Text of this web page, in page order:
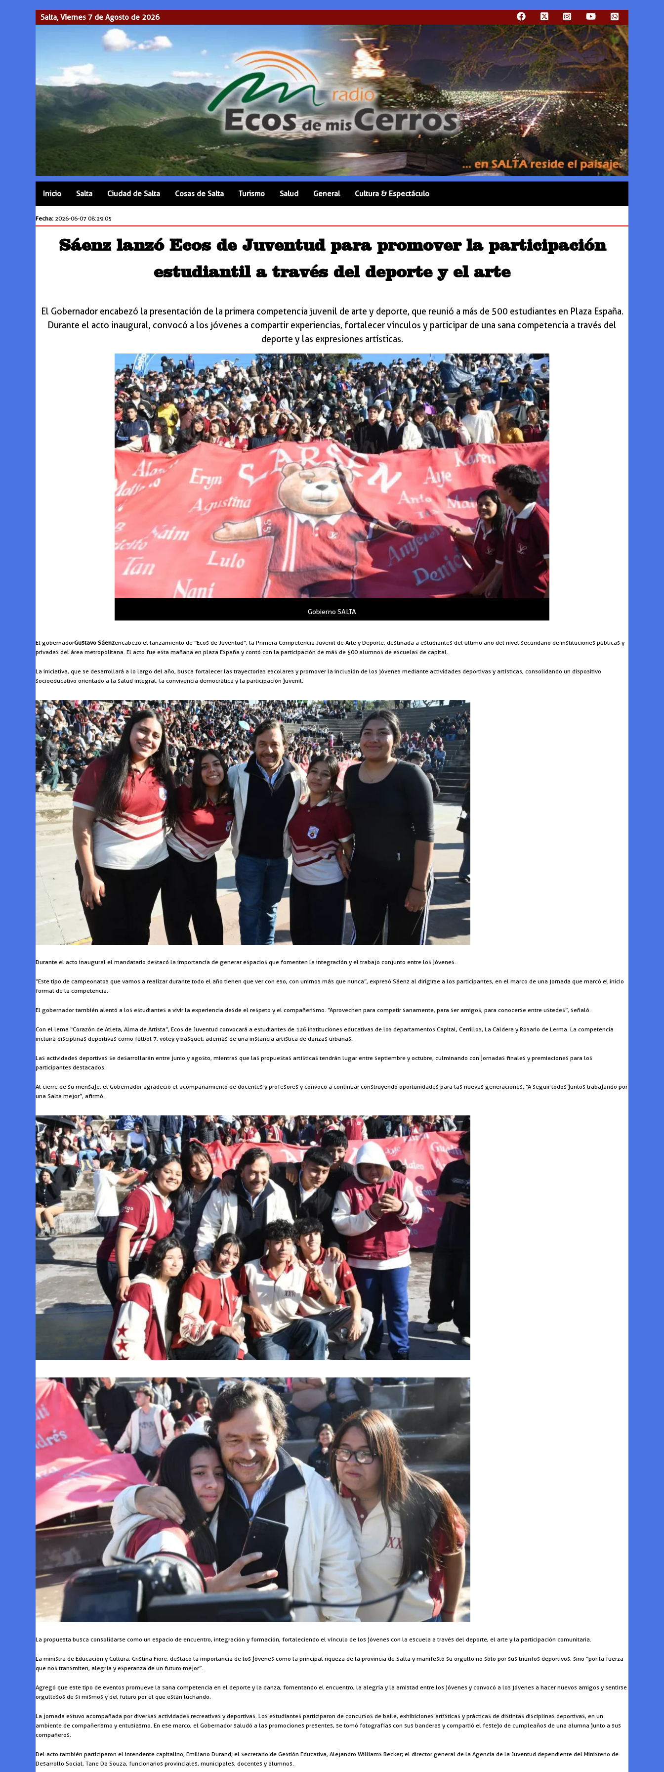
Salta, Viernes 7 de Agosto de 2026
Inicio Salta Ciudad de Salta Cosas de Salta Turismo Salud General Cultura & Espectáculo
Fecha: 2026-06-07 08:29:05
Sáenz lanzó Ecos de Juventud para promover la participación
estudiantil a través del deporte y el arte
El Gobernador encabezó la presentación de la primera competencia juvenil de arte y deporte, que reunió a más de 500 estudiantes en Plaza España.
Durante el acto inaugural, convocó a los jóvenes a compartir experiencias, fortalecer vínculos y participar de una sana competencia a través del
deporte y las expresiones artísticas.
Gobierno SALTA
El gobernadorGustavo Sáenzencabezó el lanzamiento de “Ecos de Juventud”, la Primera Competencia Juvenil de Arte y Deporte, destinada a estudiantes del último año del nivel secundario de instituciones públicas y
privadas del área metropolitana. El acto fue esta mañana en plaza España y contó con la participación de más de 500 alumnos de escuelas de capital.
La iniciativa, que se desarrollará a lo largo del año, busca fortalecer las trayectorias escolares y promover la inclusión de los jóvenes mediante actividades deportivas y artísticas, consolidando un dispositivo
socioeducativo orientado a la salud integral, la convivencia democrática y la participación juvenil.
Durante el acto inaugural el mandatario destacó la importancia de generar espacios que fomenten la integración y el trabajo conjunto entre los jóvenes.
“Este tipo de campeonatos que vamos a realizar durante todo el año tienen que ver con eso, con unirnos más que nunca”, expresó Sáenz al dirigirse a los participantes, en el marco de una jornada que marcó el inicio
formal de la competencia.
El gobernador también alentó a los estudiantes a vivir la experiencia desde el respeto y el compañerismo. “Aprovechen para competir sanamente, para ser amigos, para conocerse entre ustedes”, señaló.
Con el lema “Corazón de Atleta, Alma de Artista”, Ecos de Juventud convocará a estudiantes de 126 instituciones educativas de los departamentos Capital, Cerrillos, La Caldera y Rosario de Lerma. La competencia
incluirá disciplinas deportivas como fútbol 7, vóley y básquet, además de una instancia artística de danzas urbanas.
Las actividades deportivas se desarrollarán entre junio y agosto, mientras que las propuestas artísticas tendrán lugar entre septiembre y octubre, culminando con jornadas finales y premiaciones para los
participantes destacados.
Al cierre de su mensaje, el Gobernador agradeció el acompañamiento de docentes y profesores y convocó a continuar construyendo oportunidades para las nuevas generaciones. “A seguir todos juntos trabajando por
una Salta mejor”, afirmó.
La propuesta busca consolidarse como un espacio de encuentro, integración y formación, fortaleciendo el vínculo de los jóvenes con la escuela a través del deporte, el arte y la participación comunitaria.
La ministra de Educación y Cultura, Cristina Fiore, destacó la importancia de los jóvenes como la principal riqueza de la provincia de Salta y manifestó su orgullo no sólo por sus triunfos deportivos, sino “por la fuerza
que nos transmiten, alegría y esperanza de un futuro mejor”.
Agregó que este tipo de eventos promueve la sana competencia en el deporte y la danza, fomentando el encuentro, la alegría y la amistad entre los jóvenes y convocó a los jóvenes a hacer nuevos amigos y sentirse
orgullosos de sí mismos y del futuro por el que están luchando.
La jornada estuvo acompañada por diversas actividades recreativas y deportivas. Los estudiantes participaron de concursos de baile, exhibiciones artísticas y prácticas de distintas disciplinas deportivas, en un
ambiente de compañerismo y entusiasmo. En ese marco, el Gobernador saludó a las promociones presentes, se tomó fotografías con sus banderas y compartió el festejo de cumpleaños de una alumna junto a sus
compañeros.
Del acto también participaron el intendente capitalino, Emiliano Durand; el secretario de Gestión Educativa, Alejandro Williams Becker; el director general de la Agencia de la Juventud dependiente del Ministerio de
Desarrollo Social, Tane Da Souza, funcionarios provinciales, municipales, docentes y alumnos.